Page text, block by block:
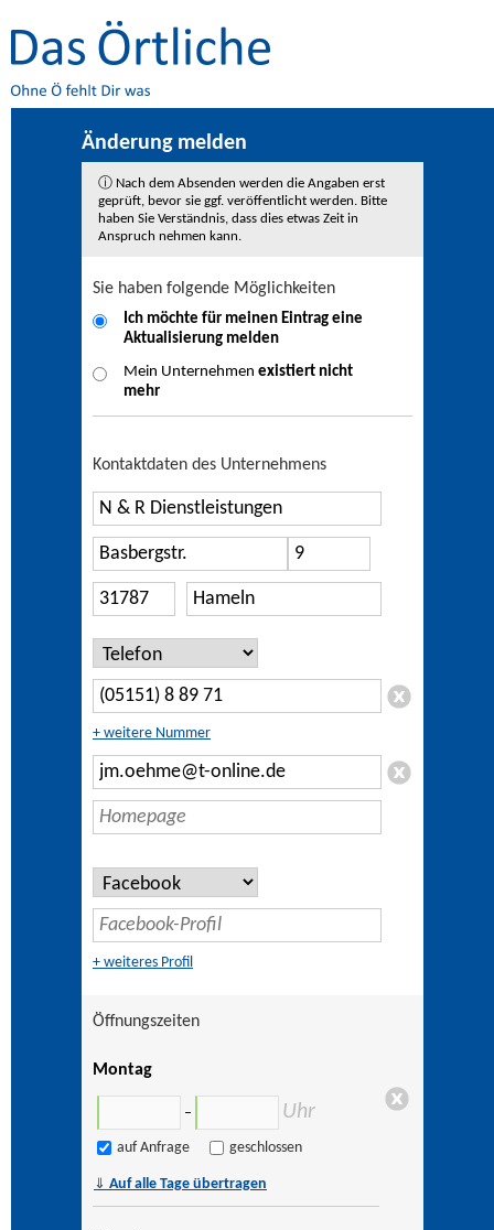
Änderung melden
ⓘ Nach dem Absenden werden die Angaben erst
geprüft, bevor sie ggf. veröffentlicht werden. Bitte
haben Sie Verständnis, dass dies etwas Zeit in
Anspruch nehmen kann.
Sie haben folgende Möglichkeiten
Ich möchte für meinen Eintrag eine
Aktualisierung melden
Mein Unternehmen existiert nicht
mehr
Kontaktdaten des Unternehmens
+ weitere Nummer
+ weiteres Profil
Öffnungszeiten
Montag
– Uhr
auf Anfrage geschlossen
⇓ Auf alle Tage übertragen